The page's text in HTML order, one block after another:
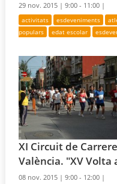
29 nov. 2015 |9:00 - 11:00 |
activitats esdeveniments
populars
edat escolar
XI Circuit de
València. "XV Volta
08 nov. 2015 |9:00 - 12:00 |